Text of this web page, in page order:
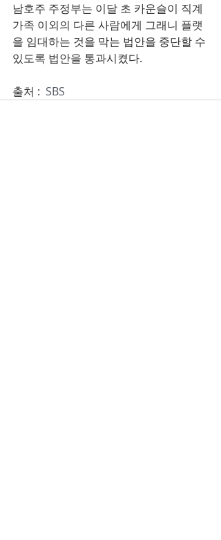
남호주 주정부는 이달 초 카운슬이 직계
가족 이외의 다른 사람에게 그래니 플랫
을 임대하는 것을 막는 법안을 중단할 수
있도록 법안을 통과시켰다.
출처 : SBS